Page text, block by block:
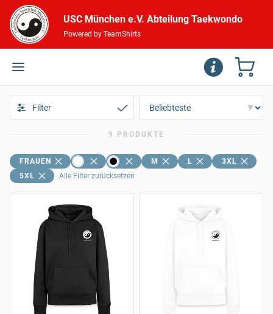
USC München e.V. Abteilung Taekwondo
Powered by TeamShirts
Filter
9 PRODUKTE
FRAUEN M L
3XL
5XL
Alle Filter zurücksetzen